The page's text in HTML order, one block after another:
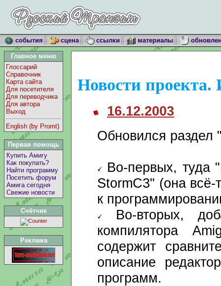
события сцена ссылки материалы
Главное меню
Глоссарий
Справочник
Карта сайта
Для посетителя
Для переводчика
Для автора
Выход
English (by Promt)
Первая помощь
Купить Амигу
Как покупать?
Найти программу
Посетить форум
Амига сегодня
Свежие новости
Счётчик
Реклама
Новости проекта.
16.12.2003
Обновился раздел
Во-первых, туда
StormC3" (она
к
Во-вторых,
компилятора
содержит
описание
программ.